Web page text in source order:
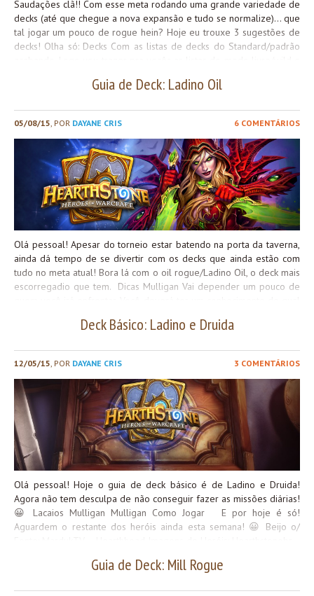
Saudações clã!! Com esse meta rodando uma grande variedade de
decks (até que chegue a nova expansão e tudo se normalize)… que
tal jogar um pouco de rogue hein? Hoje eu trouxe 3 sugestões de
decks! Olha só: Decks Com as listas de decks do Standard/padrão
Guia de Deck: Ladino Oil
05/08/15 , POR DAYANE CRIS 6 COMENTÁRIOS
Olá pessoal! Apesar do torneio estar batendo na porta da taverna,
ainda dá tempo de se divertir com os decks que ainda estão com
tudo no meta atual! Bora lá com o oil rogue/Ladino Oil, o deck mais
escorregadio que tem. Dicas Mulligan Vai depender um pouco de
para saber como deixará sua mão inicial Como Jogar O deck oil
remoção no early game e depois vai buscando pelas cartas chave
do combo com cartas como “Disparada” “Draco Lazúli” e “leque de
facas“. Foi o deck mais difícil de jogar pra mim, se você precisa
aprender e começar a pensar nos próximos turnos, esse deck é um
desafio interessante, você vai fazer MUITA conta com esse deck
e...
Deck Básico: Ladino e Druida
12/05/15 , POR DAYANE CRIS 3 COMENTÁRIOS
Olá pessoal! Hoje o guia de deck básico é de Ladino e Druida!
Agora não tem desculpa de não conseguir fazer as missões diárias!
😀 Lacaios Mulligan Mulligan Como Jogar E por hoje é só!
Aguardem o restante dos heróis ainda esta semana! 😀 Beijo o/
Guia de Deck: Mill Rogue